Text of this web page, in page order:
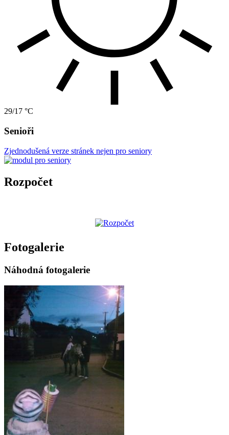
29/17 °C
Senioři
Zjednodušená verze stránek nejen pro seniory
Rozpočet
Fotogalerie
Náhodná fotogalerie